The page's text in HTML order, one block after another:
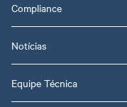
Compliance
Notícias
Equipe Técnica